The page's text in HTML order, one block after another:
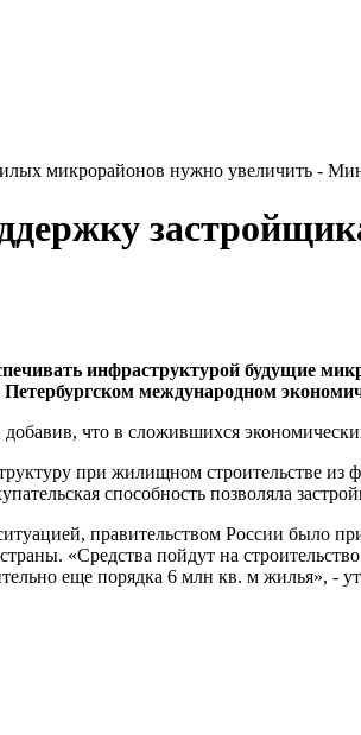
микрорайонов нужно увеличить -
инфраструктурой будущие
международном
что в сложившихся
при жилищном строительстве
способность позволяла
правительством России было
«Средства пойдут на
еще порядка 6 млн кв. м жилья», -